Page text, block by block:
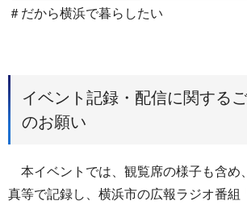
＃だから横浜で暮らしたい
イベント記録・配信に関する
のお願い
本イベントでは、観覧席の様子も含め
真等で記録し、横浜市の広報ラジオ番組